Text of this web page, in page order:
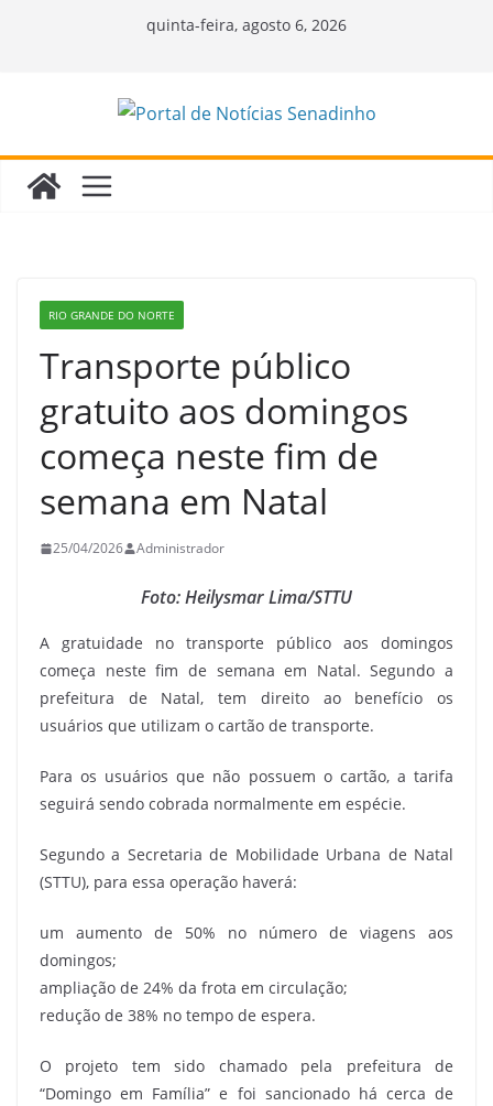
quinta-feira, agosto 6, 2026
RIO GRANDE DO NORTE
Transporte público
gratuito aos domingos
começa neste fim de
semana em Natal
25/04/2026 Administrador
Foto: Heilysmar Lima/STTU
A gratuidade no transporte público aos domingos
começa neste fim de semana em Natal. Segundo a
prefeitura de Natal, tem direito ao benefício os
usuários que utilizam o cartão de transporte.
Para os usuários que não possuem o cartão, a tarifa
seguirá sendo cobrada normalmente em espécie.
Segundo a Secretaria de Mobilidade Urbana de Natal
(STTU), para essa operação haverá:
um aumento de 50% no número de viagens aos
domingos;
ampliação de 24% da frota em circulação;
redução de 38% no tempo de espera.
O projeto tem sido chamado pela prefeitura de
“Domingo em Família” e foi sancionado há cerca de